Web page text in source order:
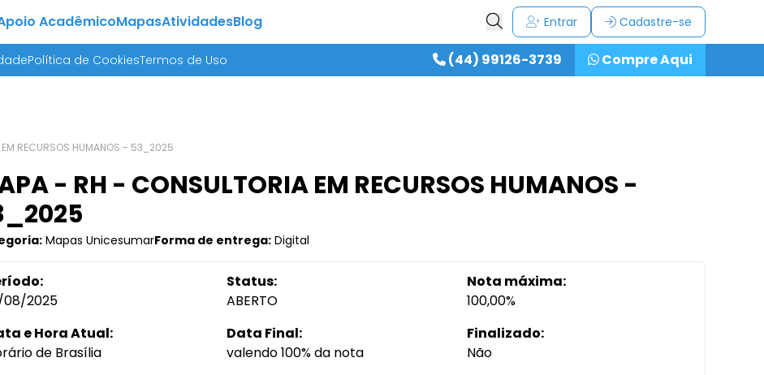
AcadêmicoMapasAtividadesBlog Entrar Cadastre-se
Política de CookiesTermos de Uso (44) 99126-3739 Compre Aqui
RECURSOS HUMANOS - 53_2025
- RH - CONSULTORIA EM RECURSOS HUMANOS -
Mapas UnicesumarForma de entrega: Digital
08/2025
Status:
ABERTO
Nota máxima:
100,00%
e Hora Atual:
de Brasília
Data Final:
valendo 100% da nota
Finalizado:
Não